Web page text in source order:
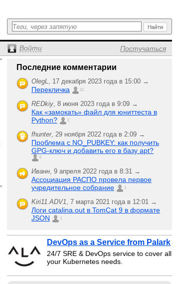
Войти Постучаться
Последние комментарии
OlegL, 17 декабря 2023 года в 15:00 →
Перекличка 21
REDkiy, 8 июня 2023 года в 9:09 →
Как «замокать» файл для юниттеста в
Python?
2
fhunter, 29 ноября 2022 года в 2:09 →
Проблема с NO_PUBKEY: как получить
GPG-ключ и добавить его в базу apt?
6
Иванн, 9 апреля 2022 года в 8:31 →
Ассоциация РАСПО провела первое
учредительное собрание
1
Kiri11.ADV1, 7 марта 2021 года в 12:01 →
Логи catalina.out в TomCat 9 в формате
JSON
1
DevOps as a Service from Palark
24/7 SRE & DevOps service to cover all
your Kubernetes needs.